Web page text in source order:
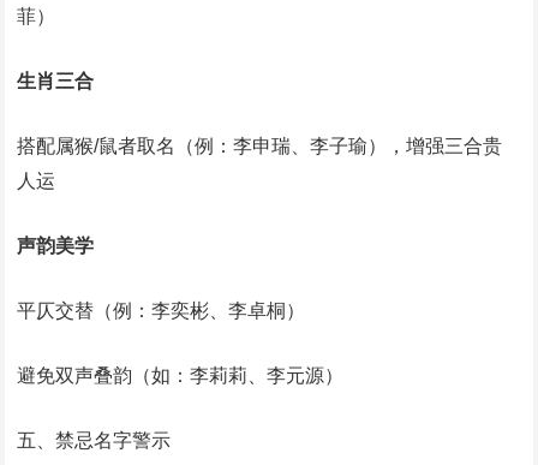
菲）‌
生肖三合
搭配属猴/鼠者取名（例：李申瑞、李子瑜），增强三合贵
人运‌
声韵美学
平仄交替（例：李奕彬、李卓桐）‌
避免双声叠韵（如：李莉莉、李元源）‌
五、禁忌名字警示